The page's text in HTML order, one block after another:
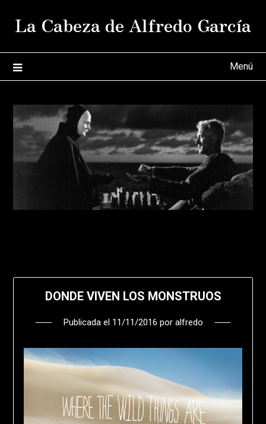
La Cabeza de Alfredo García
Menú
DONDE VIVEN LOS MONSTRUOS
Publicada el 11/11/2016 por alfredo